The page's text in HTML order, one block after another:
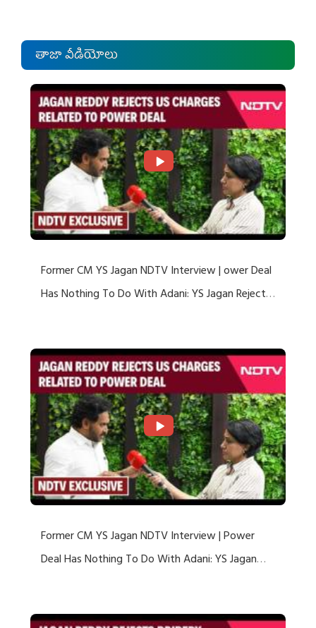
తాజా వీడియోలు
Former CM YS Jagan NDTV Interview | ower Deal
Has Nothing To Do With Adani: YS Jagan Rejects
Former CM YS Jagan NDTV Interview | Power
Deal Has Nothing To Do With Adani: YS Jagan